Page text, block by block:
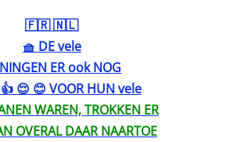
🇫🇷 🇳🇱
🧺 DE vele
ER ook NOG
😌 😊 VOOR HUN vele
WAREN, TROKKEN ER
OVERAL DAAR NAARTOE